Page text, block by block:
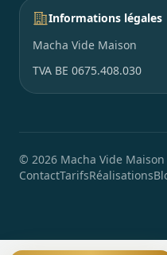
Informations légales
Macha Vide Maison
TVA BE 0675.408.030
© 2026 Macha Vide Maison
ContactTarifsRéalisations